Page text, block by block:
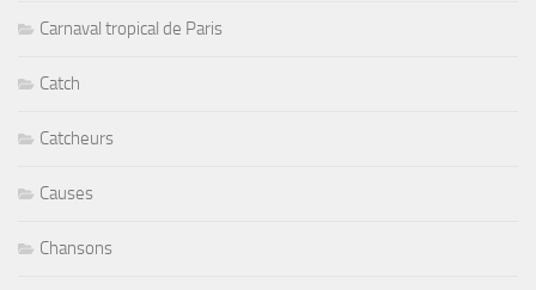
Carnaval tropical de Paris
Catch
Catcheurs
Causes
Chansons